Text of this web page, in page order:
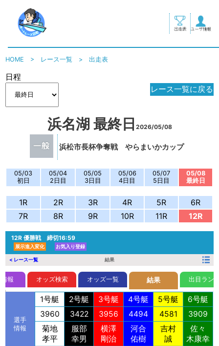
HOME > レース一覧 >出走表
日程
レース一覧に戻る
浜名湖 最終日 2026/05/08
浜松市長杯争奪戦 やらまいかカップ
05/03
初日
05/04
2日目
05/05
3日目
05/06
4日目
05/07
5日目
05/08
最終日
1R 2R 3R 4R 5R
6R
7R
8R 9R 10R 11R 12R
12R優勝戦 締切16:59
展示進入変化 お気入り登録
< レース一覧 結果
報 オッズ検索 オッズ一覧 結果 出目ラン
選手
情報
1号艇 2号艇 3号艇 4号艇 5号艇
6号艇
3960
3422 3956 4494 4581
3909
菊地
孝平
服部
幸男
横澤
剛治
河合
佑樹
吉村
誠
佐々
木康幸